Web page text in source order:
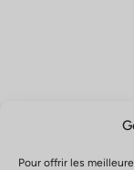
Pour offrir les